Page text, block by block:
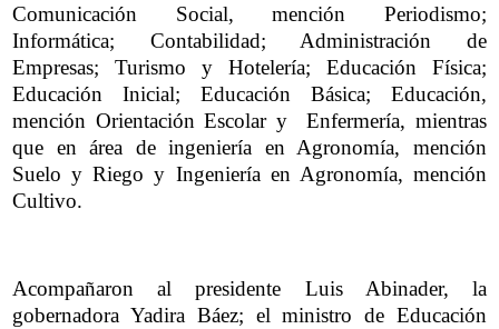
Comunicación Social, mención Periodismo;
Informática; Contabilidad; Administración de
Empresas; Turismo y Hotelería; Educación Física;
Educación Inicial; Educación Básica; Educación,
mención Orientación Escolar y Enfermería, mientras
que en área de ingeniería en Agronomía, mención
Suelo y Riego y Ingeniería en Agronomía, mención
Cultivo.
Acompañaron al presidente Luis Abinader, la
gobernadora Yadira Báez; el ministro de Educación